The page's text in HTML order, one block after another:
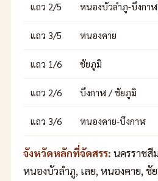
แถว 2/5 หนองบัวลำภู-บึงกา
แถว 3/5 หนองคาย
แถว 1/6 ชัยภูมิ
แถว 2/6 บึงกาฬ / ชัยภูมิ
แถว 3/6 หนองคาย-บึงกาฬ
จังหวัดหลักที่จัดสรร: นครราชสี
หนองบัวลำภู, เลย, หนองคาย, ชั